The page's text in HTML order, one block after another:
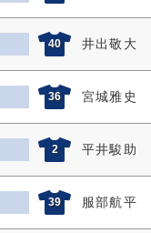
40 井出敬大
36 宮城雅史
2 平井駿助
39 服部航平